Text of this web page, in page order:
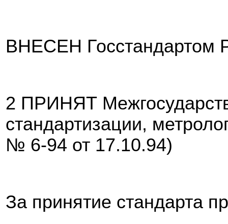
ВНЕСЕН Госстандартом
2 ПРИНЯТ
стандартизации,
№ 6-94 от 17.10.94)
За принятие стандарта